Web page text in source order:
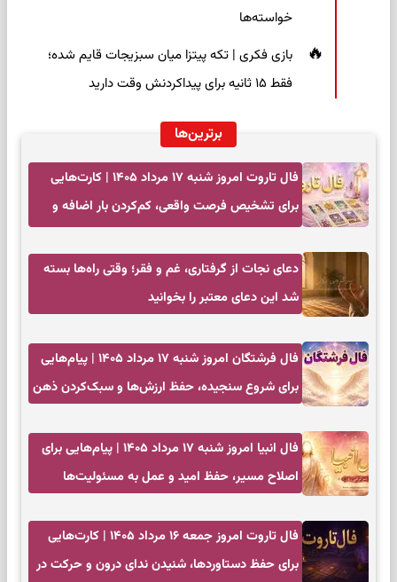
خواسته‌ها
بازی فکری | تکه پیتزا میان سبزیجات قایم شده؛
فقط ۱۵ ثانیه برای پیداکردنش وقت دارید
برترین‌ها
فال تاروت امروز شنبه ۱۷ مرداد ۱۴۰۵ | کارت‌هایی
برای تشخیص فرصت واقعی، کم‌کردن بار اضافه و
دعای نجات از گرفتاری، غم و فقر؛ وقتی راه‌ها بسته
شد این دعای معتبر را بخوانید
فال فرشتگان امروز شنبه ۱۷ مرداد ۱۴۰۵ | پیام‌هایی
برای شروع سنجیده، حفظ ارزش‌ها و سبک‌کردن ذهن
فال انبیا امروز شنبه ۱۷ مرداد ۱۴۰۵ | پیام‌هایی برای
اصلاح مسیر، حفظ امید و عمل به مسئولیت‌ها
فال تاروت امروز جمعه ۱۶ مرداد ۱۴۰۵ | کارت‌هایی
برای حفظ دستاوردها، شنیدن ندای درون و حرکت در